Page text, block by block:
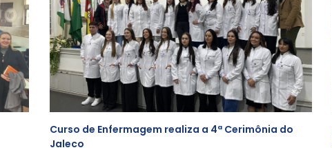
Curso de Enfermagem realiza a 4ª Cerimônia do
Jaleco